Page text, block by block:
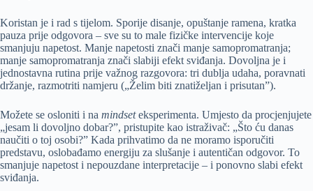
Koristan je i rad s tijelom. Sporije disanje, opuštanje ramena, kratka
pauza prije odgovora – sve su to male fizičke intervencije koje
smanjuju napetost. Manje napetosti znači manje samopromatranja;
manje samopromatranja znači slabiji efekt sviđanja. Dovoljna je i
jednostavna rutina prije važnog razgovora: tri dublja udaha, poravnati
držanje, razmotriti namjeru („Želim biti znatiželjan i prisutan”).
Možete se osloniti i na mindseteksperimenta. Umjesto da procjenjujete
„jesam li dovoljno dobar?”, pristupite kao istraživač: „Što ću danas
naučiti o toj osobi?” Kada prihvatimo da ne moramo isporučiti
predstavu, oslobađamo energiju za slušanje i autentičan odgovor. To
smanjuje napetost i nepouzdane interpretacije – i ponovno slabi efekt
sviđanja.